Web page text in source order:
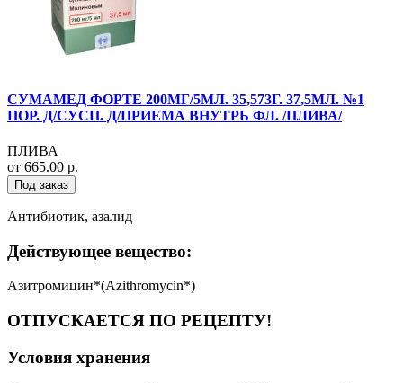
СУМАМЕД ФОРТЕ 200МГ/5МЛ. 35,573Г. 37,5МЛ. №1
ПОР. Д/СУСП. Д/ПРИЕМА ВНУТРЬ ФЛ. /ПЛИВА/
ПЛИВА
от 665.00 р.
Под заказ
Антибиотик, азалид
Действующее вещество:
Азитромицин*(Azithromycin*)
ОТПУСКАЕТСЯ ПО РЕЦЕПТУ!
Условия хранения